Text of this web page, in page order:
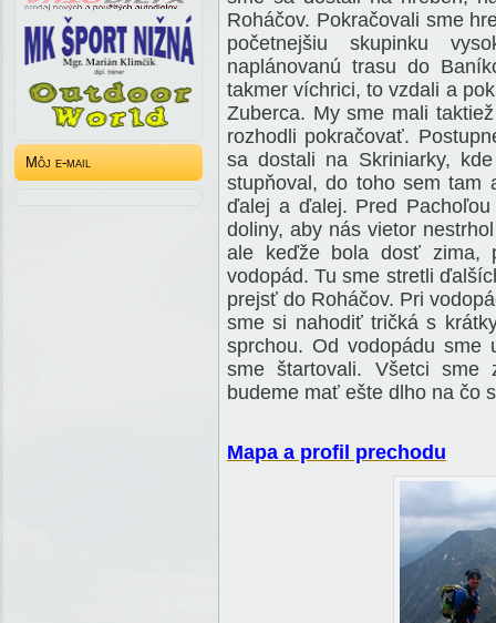
Môj e-mail
Roháčov. Pokračovali sme
početnejšiu skupinku
naplánovanú trasu do
takmer víchrici, to vzdali a
Zuberca. My sme mali
rozhodli pokračovať.
sa dostali na Skriniarky,
stupňoval, do toho sem tam
ďalej a ďalej. Pred
doliny, aby nás vietor
ale keďže bola dosť zima,
vodopád. Tu sme stretli
prejsť do Roháčov. Pri
sme si nahodiť tričká s
sprchou. Od vodopádu
sme štartovali. Všetci
budeme mať ešte dlho na čo
Mapa a profil prechodu